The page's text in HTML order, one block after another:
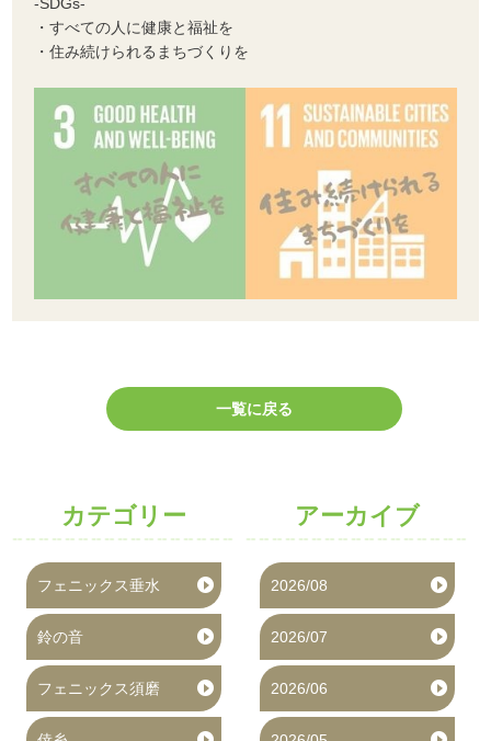
-SDGs-
・すべての人に健康と福祉を
・住み続けられるまちづくりを
一覧に戻る
カテゴリー
フェニックス垂水
鈴の音
フェニックス須磨
アーカイブ
2026/08
2026/07
2026/06